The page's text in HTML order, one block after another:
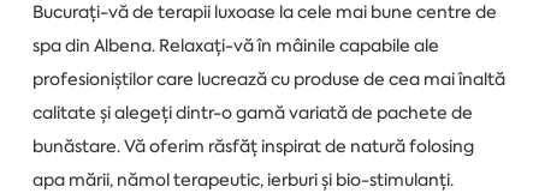
Bucurați-vă de terapii luxoase la cele mai bune centre de
spa din Albena. Relaxați-vă în mâinile capabile ale
profesioniștilor care lucrează cu produse de cea mai înaltă
calitate și alegeți dintr-o gamă variată de pachete de
bunăstare. Vă oferim răsfăț inspirat de natură folosing
apa mării, nămol terapeutic, ierburi și bio-stimulanți.